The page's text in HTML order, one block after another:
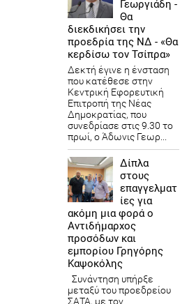
Γεωργιάδη -
Θα
διεκδικήσει την
προεδρία της ΝΔ - «Θα
κερδίσω τον Τσίπρα»
Δεκτή έγινε η ένσταση
που κατέθεσε στην
Κεντρική Εφορευτική
Επιτροπή της Νέας
Δημοκρατίας, που
συνεδρίασε στις 9.30 το
πρωί, ο Άδωνις Γεωρ...
Δίπλα
στους
επαγγελματ
ίες για
ακόμη μια φορά ο
Αντιδήμαρχος
προσόδων και
εμπορίου Γρηγόρης
Καψοκόλης
Συνάντηση υπήρξε
μεταξύ του προεδρείου
ΣΑΤΑ, με τον